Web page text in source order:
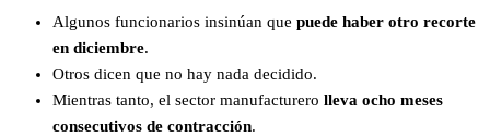
Algunos funcionarios insinúan que puede haber otro recorte
en diciembre.
Otros dicen que no hay nada decidido.
Mientras tanto, el sector manufacturero lleva ocho meses
consecutivos de contracción.